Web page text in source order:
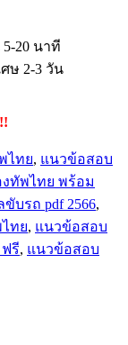
20 นาที
ษ 2-3 วัน
ไทย, แนวข้อสอบ
ทัพไทย พร้อม
บรถ pdf 2566,
ทย, แนวข้อสอบ
รี, แนวข้อสอบ